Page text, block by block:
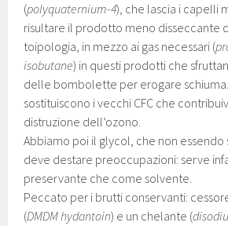
(polyquaternium-4), che lascia i capelli
risultare il prodotto meno disseccante
toipologia, in mezzo ai gas necessari (
isobutane) in questi prodotti che
delle bombolette per erogare
sostituiscono i vecchi CFC che
distruzione dell’ozono.
Abbiamo poi il glycol, che non
deve destare preoccupazioni: serve
preservante che come solvente.
Peccato per i brutti conservanti:
(DMDM hydantoin) e un chelante (